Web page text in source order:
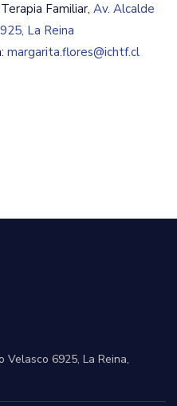
Familiar, Av. Alcalde
La Reina
margarita.flores@ichtf.cl
Velasco 6925, La Reina,